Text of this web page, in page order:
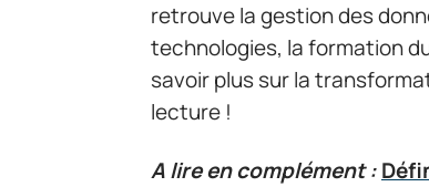
retrouve la gestion des
technologies, la formation
savoir plus sur la
lecture !
A lire en complément :